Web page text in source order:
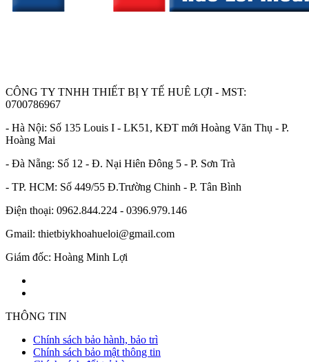
CÔNG TY TNHH THIẾT BỊ Y TẾ HUÊ LỢI - MST:
0700786967
- Hà Nội: Số 135 Louis I - LK51, KĐT mới Hoàng Văn Thụ - P.
Hoàng Mai
- Đà Nẵng: Số 12 - Đ. Nại Hiên Đông 5 - P. Sơn Trà
- TP. HCM: Số 449/55 Đ.Trường Chinh - P. Tân Bình
Điện thoại: 0962.844.224 - 0396.979.146
Gmail: thietbiykhoahueloi@gmail.com
Giám đốc: Hoàng Minh Lợi
THÔNG TIN
Chính sách bảo hành, bảo trì
Chính sách bảo mật thông tin